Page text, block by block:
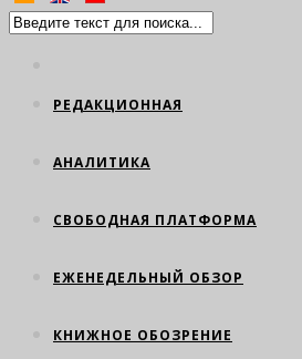
РЕДАКЦИОННАЯ
АНАЛИТИКА
СВОБОДНАЯ ПЛАТФОРМА
ЕЖЕНЕДЕЛЬНЫЙ ОБЗОР
КНИЖНОЕ ОБОЗРЕНИЕ